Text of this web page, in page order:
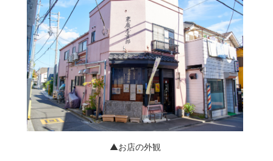
▲お店の外観